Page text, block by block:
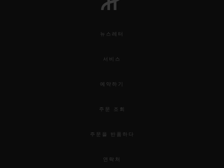
뉴스레터
서비스
예약하기
주문 조회
주문을 반품하다
연락처